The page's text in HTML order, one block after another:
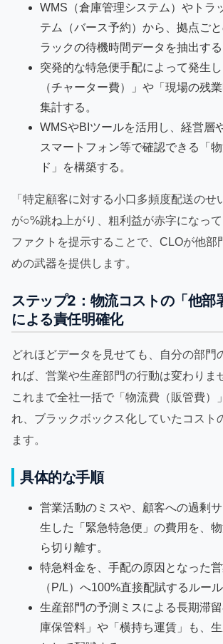
WMS（倉庫管理システム）やトラ
テム（バース予約）から、拠点ご
ラックの待機時間データを抽出する
突発的な特急便手配によって発生
（チャーター費）」や「現場の残
集計する。
WMSやBIツールを活用し、経営層
スマートフォン等で確認できる「
ド」を構築する。
「特定顧客に対する小口多頻度配送のせ
が○%跳ね上がり、粗利益が赤字になっ
ファクトを提示することで、CLOが他部
めの武器を提供します。
ステップ2：物流コストの「他部
による責任明確化
どれほどデータを見せても、自分の部門
れば、営業や生産部門の行動は変わりま
これまで全社一括で「物流費（販管費）
れ、ブラックボックス化していたコスト
ます。
具体的な手順
営業活動のミスや、顧客への過剰
生した「緊急特急便」の費用を、
ら切り離す。
特急料金を、手配の原因となった
（P/L）へ100%直接配賦するルー
生産部門の予測ミスによる長期滞
庫保管料」や「横持ち運賃」も、